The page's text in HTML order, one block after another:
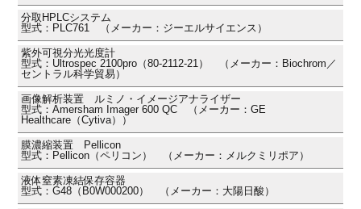
分取HPLCシステム
型式：PLC761 （メーカー：ジーエルサイエンス）
紫外可視分光光度計
型式：Ultrospec 2100pro（80-2112-21） （メーカー：Biochrom／
セントラル科学貿易）
画像解析装置 ルミノ・イメージアナライザー
型式：Amersham Imager 600 QC （メーカー：GE
Healthcare（Cytiva））
膜濃縮装置 Pellicon
型式：Pellicon（ペリコン） （メーカー：メルクミリポア）
液体窒素凍結保存容器
型式：G48（B0W000200） （メーカー：大陽日酸）